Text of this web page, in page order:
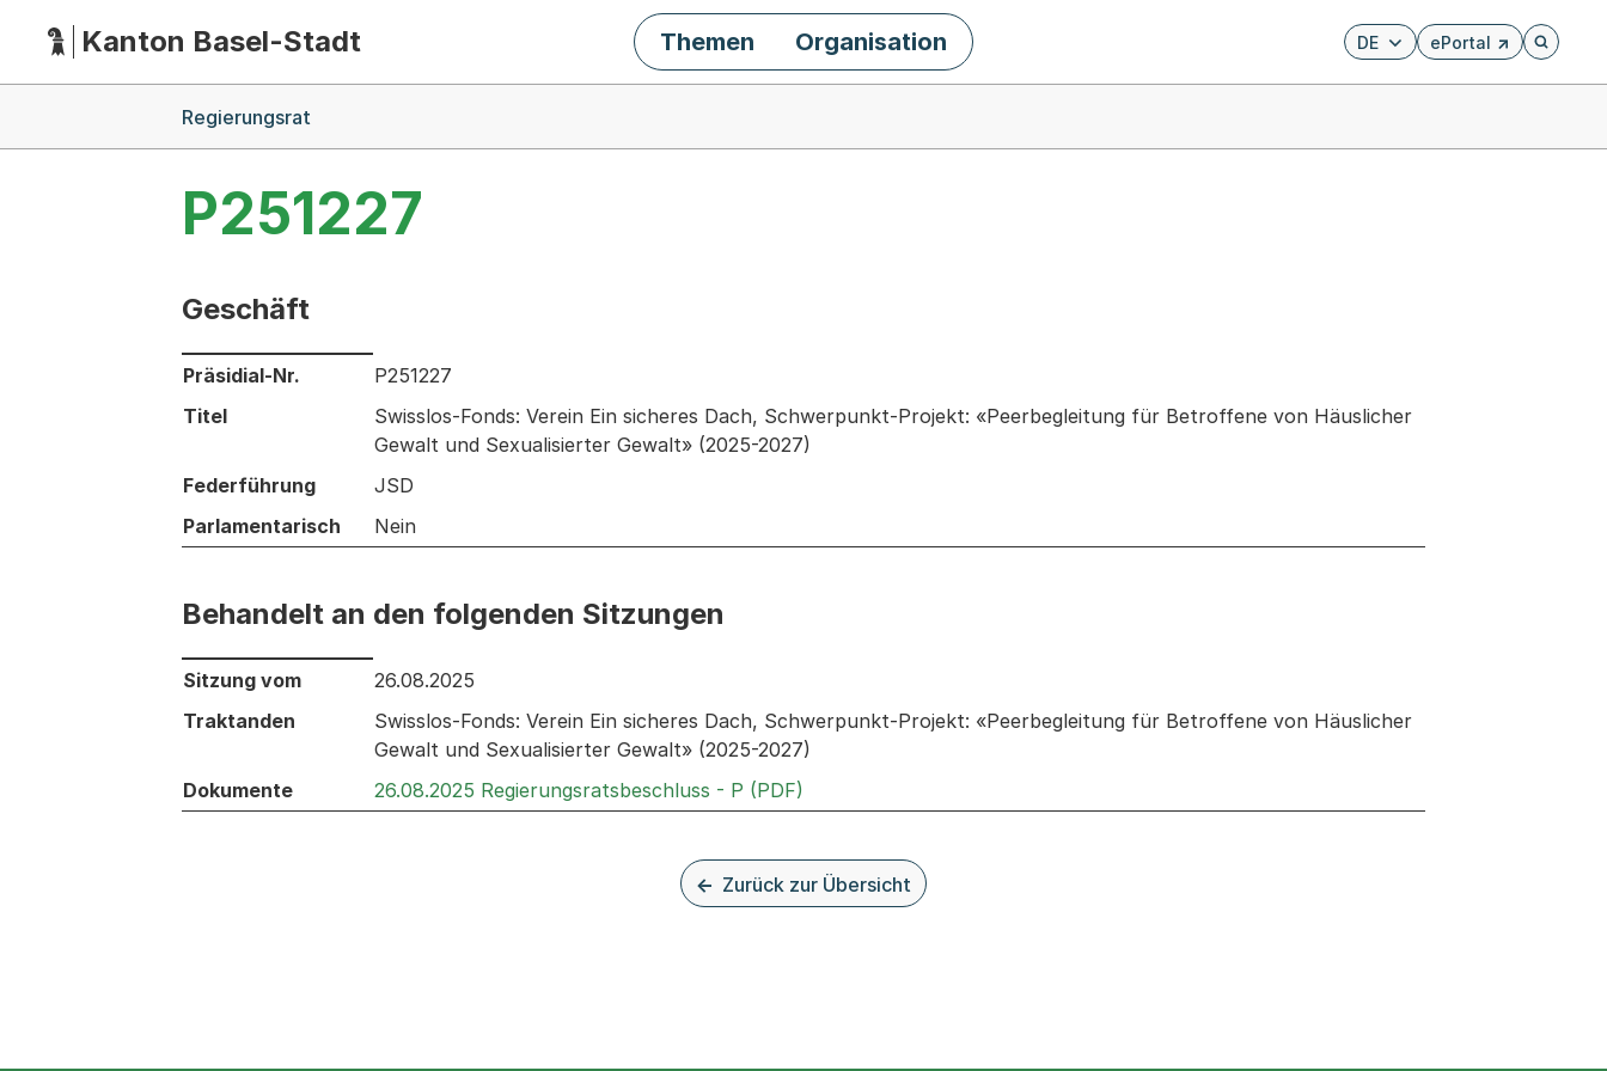
HauptnavigationKanton Basel-Stadt DE ePortal
Externer Link, wird in
Öffnet
Themen Organisation
Regierungsrat
P251227
Geschäft
Informationen zum Ausgewählten Geschäft
Präsidial-Nr.
P251227
Titel
Swisslos-Fonds: Verein Ein sicheres Dach, Schwerpunkt-Projekt: «Peerbegleitung für Betroffene von Häuslicher
Gewalt und Sexualisierter Gewalt» (2025-2027)
Federführung
JSD
Parlamentarisch
Nein
Behandelt an den folgenden Sitzungen
Behandelt an den folgenden Sitzungen: Informationen zu den Sitzungen zum Geschäft
Sitzung vom
26.08.2025
Traktanden
Swisslos-Fonds: Verein Ein sicheres Dach, Schwerpunkt-Projekt: «Peerbegleitung für Betroffene von Häuslicher
Gewalt und Sexualisierter Gewalt» (2025-2027)
Dokumente
26.08.2025 Regierungsratsbeschluss - P (PDF)
Zurück zur Übersicht